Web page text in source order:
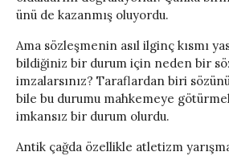
ünü de kazanmış oluyordu.
Ama sözleşmenin asıl ilginç kısmı
bildiğiniz bir durum için neden bir
imzalarsınız? Taraflardan biri
bile bu durumu mahkemeye
imkansız bir durum olurdu.
Antik çağda özellikle atletizm